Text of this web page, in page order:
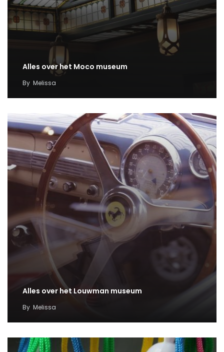
Alles over het Moco museum
By Melissa
Alles over het Louwman museum
By Melissa